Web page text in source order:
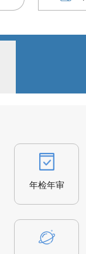
婚姻登记年检年审